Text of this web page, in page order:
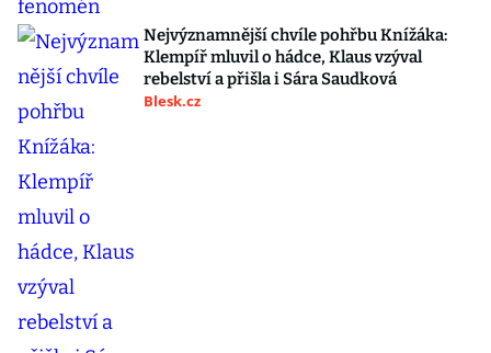
Nejvýznamnější chvíle pohřbu Knížáka:
Klempíř mluvil o hádce, Klaus vzýval
rebelství a přišla i Sára Saudková
Blesk.cz